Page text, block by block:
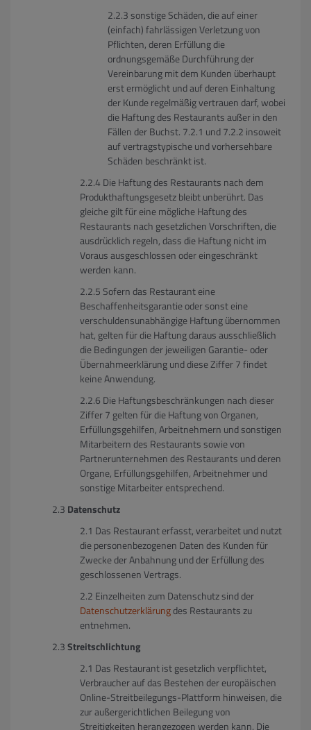
sonstige Schäden, die auf einer
(einfach) fahrlässigen Verletzung von
Pflichten, deren Erfüllung die
ordnungsgemäße Durchführung der
Vereinbarung mit dem Kunden überhaupt
erst ermöglicht und auf deren Einhaltung
der Kunde regelmäßig vertrauen darf, wobei
die Haftung des Restaurants außer in den
Fällen der Buchst. 7.2.1 und 7.2.2 insoweit
auf vertragstypische und vorhersehbare
Schäden beschränkt ist.
Die Haftung des Restaurants nach dem
Produkthaftungsgesetz bleibt unberührt. Das
gleiche gilt für eine mögliche Haftung des
Restaurants nach gesetzlichen Vorschriften, die
ausdrücklich regeln, dass die Haftung nicht im
Voraus ausgeschlossen oder eingeschränkt
werden kann.
Sofern das Restaurant eine
Beschaffenheitsgarantie oder sonst eine
verschuldensunabhängige Haftung übernommen
hat, gelten für die Haftung daraus ausschließlich
die Bedingungen der jeweiligen Garantie- oder
Übernahmeerklärung und diese Ziffer 7 findet
keine Anwendung.
Die Haftungsbeschränkungen nach dieser
Ziffer 7 gelten für die Haftung von Organen,
Erfüllungsgehilfen, Arbeitnehmern und sonstigen
Mitarbeitern des Restaurants sowie von
Partnerunternehmen des Restaurants und deren
Organe, Erfüllungsgehilfen, Arbeitnehmer und
sonstige Mitarbeiter entsprechend.
Datenschutz
Das Restaurant erfasst, verarbeitet und nutzt
die personenbezogenen Daten des Kunden für
Zwecke der Anbahnung und der Erfüllung des
geschlossenen Vertrags.
Einzelheiten zum Datenschutz sind der
Datenschutzerklärungdes Restaurants zu
entnehmen.
Streitschlichtung
Das Restaurant ist gesetzlich verpflichtet,
Verbraucher auf das Bestehen der europäischen
Online-Streitbeilegungs-Plattform hinweisen, die
zur außergerichtlichen Beilegung von
Streitigkeiten herangezogen werden kann. Die